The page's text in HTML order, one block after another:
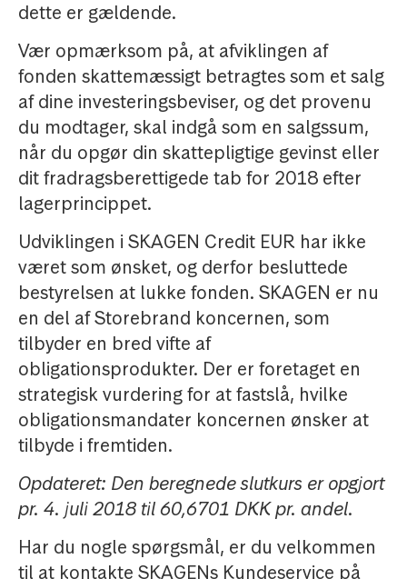
dette er gældende.
Vær opmærksom på, at afviklingen af
fonden skattemæssigt betragtes som et salg
af dine investeringsbeviser, og det provenu
du modtager, skal indgå som en salgssum,
når du opgør din skattepligtige gevinst eller
dit fradragsberettigede tab for 2018 efter
lagerprincippet.
Udviklingen i SKAGEN Credit EUR har ikke
været som ønsket, og derfor besluttede
bestyrelsen at lukke fonden. SKAGEN er nu
en del af Storebrand koncernen, som
tilbyder en bred vifte af
obligationsprodukter. Der er foretaget en
strategisk vurdering for at fastslå, hvilke
obligationsmandater koncernen ønsker at
tilbyde i fremtiden.
Opdateret: Den beregnede slutkurs er opgjort
pr. 4. juli 2018 til 60,6701 DKK pr. andel.
Har du nogle spørgsmål, er du velkommen
til at kontakte SKAGENs Kundeservice på